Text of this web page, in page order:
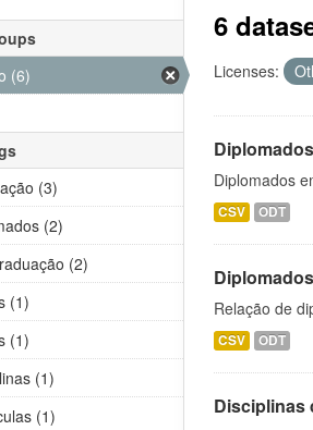
6
Licenses:
Diplomados
CSV ODT
Relação de
CSV ODT
Disciplinas
(6)
(3)
(2)
(2)
(1)
(1)
(1)
(1)